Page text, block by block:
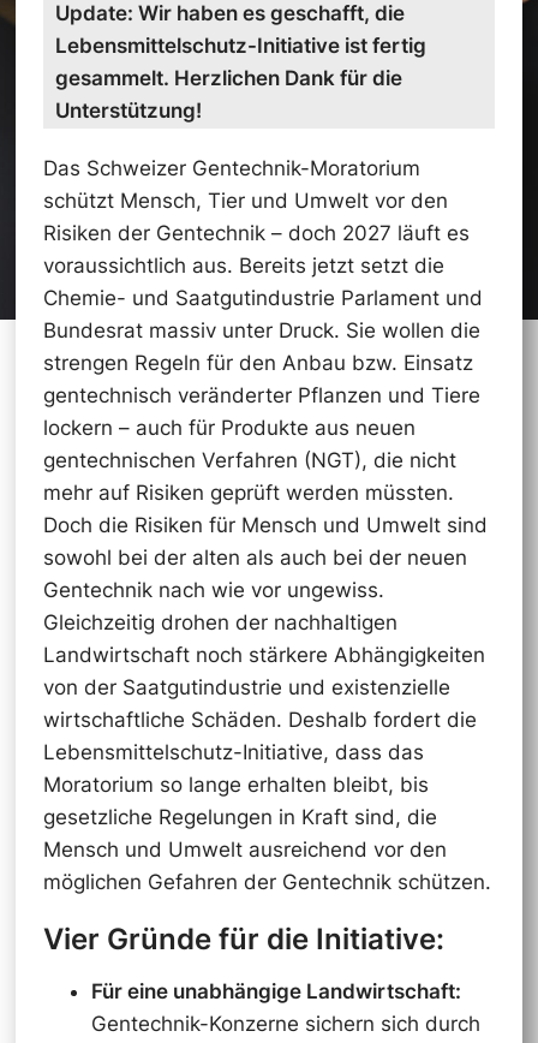
Update: Wir haben es geschafft, die
Lebensmittelschutz-Initiative ist fertig
gesammelt. Herzlichen Dank für die
Unterstützung!
Das Schweizer Gentechnik-Moratorium
schützt Mensch, Tier und Umwelt vor den
Risiken der Gentechnik – doch 2027 läuft es
voraussichtlich aus. Bereits jetzt setzt die
Chemie- und Saatgutindustrie Parlament und
Bundesrat massiv unter Druck. Sie wollen die
strengen Regeln für den Anbau bzw. Einsatz
gentechnisch veränderter Pflanzen und Tiere
lockern – auch für Produkte aus neuen
gentechnischen Verfahren (NGT), die nicht
mehr auf Risiken geprüft werden müssten.
Doch die Risiken für Mensch und Umwelt sind
sowohl bei der alten als auch bei der neuen
Gentechnik nach wie vor ungewiss.
Gleichzeitig drohen der nachhaltigen
Landwirtschaft noch stärkere Abhängigkeiten
von der Saatgutindustrie und existenzielle
wirtschaftliche Schäden. Deshalb fordert die
Lebensmittelschutz-Initiative, dass das
Moratorium so lange erhalten bleibt, bis
gesetzliche Regelungen in Kraft sind, die
Mensch und Umwelt ausreichend vor den
möglichen Gefahren der Gentechnik schützen.
Vier Gründe für die Initiative:
Für eine unabhängige Landwirtschaft:
Gentechnik-Konzerne sichern sich durch